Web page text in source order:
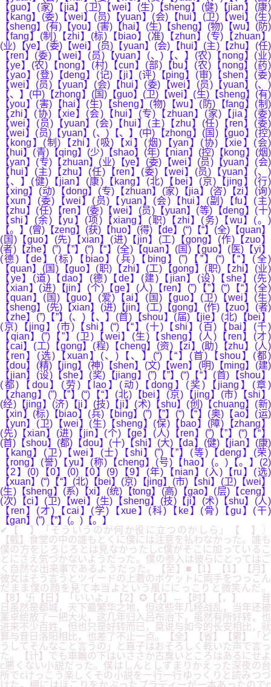
【guo】(家)【jia】(卫)【wei】(生)【sheng】(健)【jian】(康)
【kang】(委)【wei】(员)【yuan】(会)【hui】(卫)【wei】(生)
【sheng】(有)【you】(害)【hai】(生)【sheng】(物)【wu】(防)
【fang】(制)【zhi】(标)【biao】(准)【zhun】(专)【zhuan】
(业)【ye】(委)【wei】(员)【yuan】(会)【hui】(主)【zhu】(任)
【ren】(委)【wei】(员)【yuan】(、)【、】(农)【nong】(业)
【ye】(农)【nong】(村)【cun】(部)【bu】(农)【nong】(药)
【yao】(登)【deng】(记)【ji】(评)【ping】(审)【shen】(委)
【wei】(员)【yuan】(会)【hui】(委)【wei】(员)【yuan】(、)
【、】(中)【zhong】(国)【guo】(卫)【wei】(生)【sheng】(有)
【you】(害)【hai】(生)【sheng】(物)【wu】(防)【fang】(制)
【zhi】(协)【xie】(会)【hui】(专)【zhuan】(家)【jia】(委)
【wei】(员)【yuan】(会)【hui】(主)【zhu】(任)【ren】(委)
【wei】(员)【yuan】(、)【、】(中)【zhong】(国)【guo】(控)
【kong】(制)【zhi】(吸)【xi】(烟)【yan】(协)【xie】(会)
【hui】(青)【qing】(少)【shao】(年)【nian】(控)【kong】(烟)
【yan】(专)【zhuan】(业)【ye】(委)【wei】(员)【yuan】(会)
【hui】(主)【zhu】(任)【ren】(委)【wei】(员)【yuan】(、)
【、】(健)【jian】(康)【kang】(北)【bei】(京)【jing】(行)
【xing】(动)【dong】(专)【zhuan】(家)【jia】(咨)【zi】(询)
【xun】(委)【wei】(员)【yuan】(会)【hui】(副)【fu】(主)
【zhu】(任)【ren】(委)【wei】(员)【yuan】(等)【deng】(十)
【shi】(余)【yu】(项)【xiang】(职)【zhi】(务)【wu】(。)
【。】(曾)【zeng】(获)【huo】(得)【de】(“)【“】(全)【quan】
(国)【guo】(先)【xian】(进)【jin】(工)【gong】(作)【zuo】
(者)【zhe】(”)【”】(“)【“】(全)【quan】(国)【guo】(医)【yi】
(德)【de】(标)【biao】(兵)【bing】(”)【”】(“)【“】(全)
【quan】(国)【guo】(职)【zhi】(工)【gong】(职)【zhi】(业)
【ye】(道)【dao】(德)【de】(建)【jian】(设)【she】(先)
【xian】(进)【jin】(个)【ge】(人)【ren】(”)【”】(“)【“】(全)
【quan】(国)【guo】(爱)【ai】(国)【guo】(卫)【wei】(生)
【sheng】(先)【xian】(进)【jin】(工)【gong】(作)【zuo】(者)
【zhe】(”)【”】(、)【、】(首)【shou】(届)【jie】(北)【bei】
(京)【jing】(市)【shi】(“)【“】(十)【shi】(百)【bai】(千)
【qian】(”)【”】(卫)【wei】(生)【sheng】(人)【ren】(才)
【cai】(工)【gong】(程)【cheng】(资)【zi】(助)【zhu】(人)
【ren】(选)【xuan】(、)【、】(“)【“】(首)【shou】(都)
【dou】(精)【jing】(神)【shen】(文)【wen】(明)【ming】(建)
【jian】(设)【she】(奖)【jiang】(”)【”】(“)【“】(首)【shou】
(都)【dou】(劳)【lao】(动)【dong】(奖)【jiang】(章)
【zhang】(”)【”】(“)【“】(北)【bei】(京)【jing】(市)【shi】
(经)【jing】(济)【ji】(技)【ji】(术)【shu】(创)【chuang】(新)
【xin】(标)【biao】(兵)【bing】(”)【”】(“)【“】(奥)【ao】(运)
【yun】(卫)【wei】(生)【sheng】(保)【bao】(障)【zhang】
(先)【xian】(进)【jin】(个)【ge】(人)【ren】(”)【”】(“)【“】
(首)【shou】(都)【dou】(十)【shi】(大)【da】(健)【jian】(康)
【kang】(卫)【wei】(士)【shi】(”)【”】(等)【deng】(荣)
【rong】(誉)【yu】(称)【cheng】(号)【hao】(。)【。】(2)
【2】(0)【0】(0)【0】(9)【9】(年)【nian】(入)【ru】(选)
【xuan】(“)【“】(北)【bei】(京)【jing】(市)【shi】(卫)【wei】
(生)【sheng】(系)【xi】(统)【tong】(高)【gao】(层)【ceng】
(次)【ci】(卫)【wei】(生)【sheng】(技)【ji】(术)【shu】(人)
【ren】(才)【cai】(学)【xue】(科)【ke】(骨)【gu】(干)
【gan】(”)【”】(。)【。】
✔【 】「そういうのが何か役に立つのかしら」【 】〗
【截】食堂の中の誰もとくに僕には注意を払わなかった。誰も
僕の方をじろじろとは見なかったしc僕がそこに加っているこ
とにさえ気づかないようだった。僕の参入は彼らにとってはご
く自然な出来事であるようだった。【至】■【1】【1】【月】
彼女はそう言うとツイードの上着のポケットに両手をつっこん
だまま僕の顔を見て本当よという風ににっこりと微笑んだ。
【8】卐【日】「いいよ」【2】✪【4】←【时】【，】 昔
日虽然是都城，天下最繁华之地，但这些年几经战乱，当年还被
董卓给放了一把大火，这几年归入吕布治下，虽然有所好转，也
进来不少百姓，但也只是好转而已，莫说与如今的长安相比，就
算与昔日洛阳相比，也差了不止一点。【全】【省】【累】「ど
うしてそんなこと言うの」と直子はおそろしく乾いた声で言っ
た。【计】でも車輪の下はいささか古臭いところはあるにせよ
c悪くない小説だった。僕はしんとしずまりかえった深夜の台
所でcけっこう楽しくその小説を一行一行ゆっくりと読みつづ
けた。棚にはほこりをかぶったブラディーが一本あったのでc